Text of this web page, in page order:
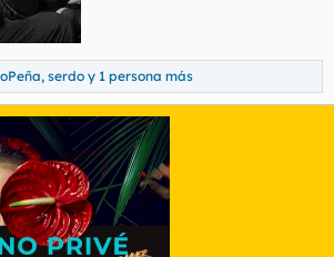
, serdo y 1 persona más